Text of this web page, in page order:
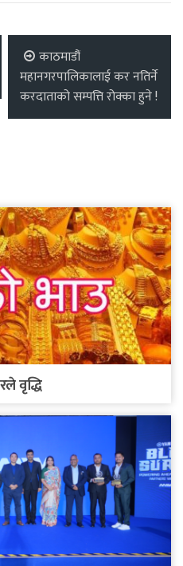
काठमाडौं
महानगरपालिकालाई कर नतिर्ने
करदाताको सम्पत्ति रोक्का हुने !
वृद्धि